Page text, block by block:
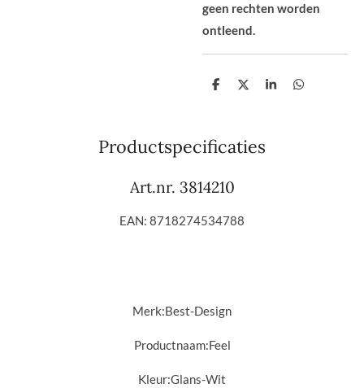
geen rechten worden
ontleend.
D
n
D
S
D
Productspecificaties
Art.nr. 3814210
EAN: 8718274534788
Merk:Best-Design
Productnaam:Feel
Kleur:Glans-Wit